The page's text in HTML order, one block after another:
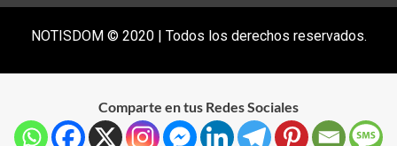
NOTISDOM © 2020 | Todos los derechos reservados.
Comparte en tus Redes Sociales